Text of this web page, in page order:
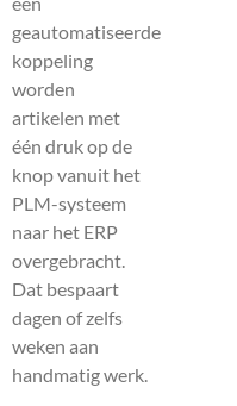
geautomatiseerde
koppeling
worden
artikelen met
één druk op de
knop vanuit het
PLM-systeem
naar het ERP
overgebracht.
Dat bespaart
dagen of zelfs
weken aan
handmatig werk.